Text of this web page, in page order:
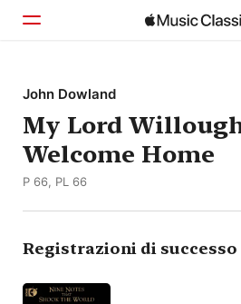
Home
Scopri
Cerca
John Dowland
My Lord
Welcome Home
P 66, PL 66
Registrazioni di successo